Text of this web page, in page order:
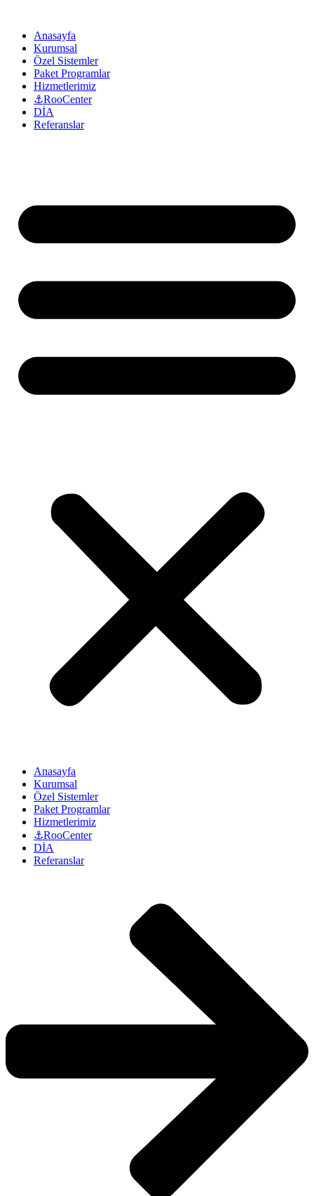
Anasayfa
Kurumsal
Özel Sistemler
Paket Programlar
Hizmetlerimiz
⚓RooCenter
DİA
Referanslar
Anasayfa
Kurumsal
Özel Sistemler
Paket Programlar
Hizmetlerimiz
⚓RooCenter
DİA
Referanslar